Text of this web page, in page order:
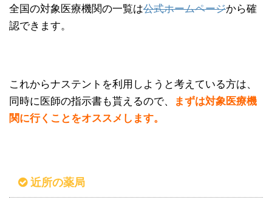
全国の対象医療機関の一覧は公式ホームページから確
認できます。
これからナステントを利用しようと考えている方は、
同時に医師の指示書も貰えるので、
まずは対象医療機
関に行くことをオススメします。
近所の薬局